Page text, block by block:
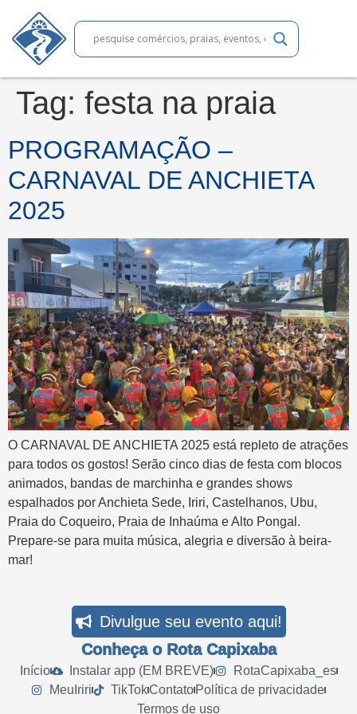
Tag: festa na praia
PROGRAMAÇÃO –
CARNAVAL DE ANCHIETA
2025
O CARNAVAL DE ANCHIETA 2025 está repleto de atrações
para todos os gostos! Serão cinco dias de festa com blocos
animados, bandas de marchinha e grandes shows
espalhados por Anchieta Sede, Iriri, Castelhanos, Ubu,
Praia do Coqueiro, Praia de Inhaúma e Alto Pongal.
Prepare-se para muita música, alegria e diversão à beira-
mar!
Divulgue seu evento aqui!
Conheça o Rota Capixaba
Início Instalar app (EM BREVE)
RotaCapixaba_es
MeuIriri
TikTokContato Política de privacidade
Termos de uso